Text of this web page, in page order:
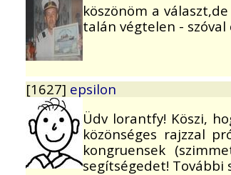
köszönöm a
talán végtelen -
[1627] epsilon
Üdv lorantfy! Köszi,
közönséges rajzzal
kongruensek
segítségedet! További